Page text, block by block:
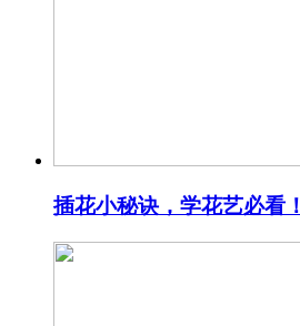
插花小秘诀，学花艺必看！